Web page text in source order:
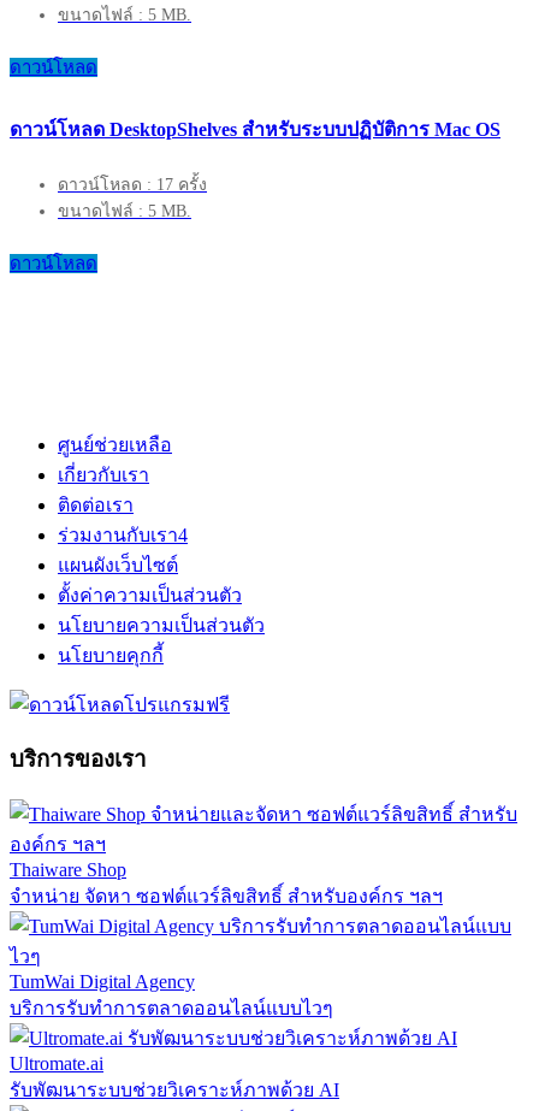
ขนาดไฟล์ : 5 MB.
ดาวน์โหลด
ดาวน์โหลด DesktopShelves สำหรับระบบปฏิบัติการ Mac OS
ดาวน์โหลด : 17 ครั้ง
ขนาดไฟล์ : 5 MB.
ดาวน์โหลด
ศูนย์ช่วยเหลือ
เกี่ยวกับเรา
ติดต่อเรา
ร่วมงานกับเรา4
แผนผังเว็บไซต์
ตั้งค่าความเป็นส่วนตัว
นโยบายความเป็นส่วนตัว
นโยบายคุกกี้
บริการของเรา
Thaiware Shop
จำหน่าย จัดหา ซอฟต์แวร์ลิขสิทธิ์ สำหรับองค์กร ฯลฯ
TumWai Digital Agency
บริการรับทำการตลาดออนไลน์แบบไวๆ
Ultromate.ai
รับพัฒนาระบบช่วยวิเคราะห์ภาพด้วย AI